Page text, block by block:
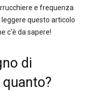
e frequenza
questo articolo
c’è da sapere!
di